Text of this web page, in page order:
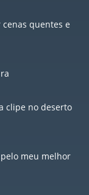
cenas quentes e
clipe no deserto
meu melhor